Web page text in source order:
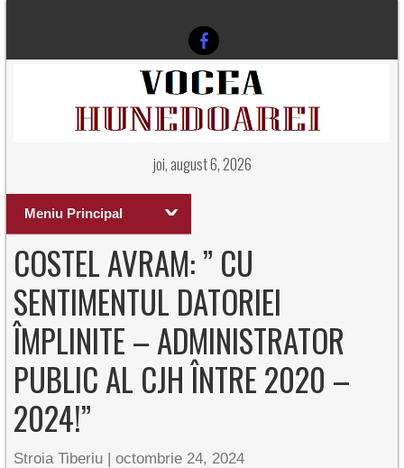
joi, august 6, 2026
Meniu Principal
COSTEL AVRAM: ” CU
SENTIMENTUL DATORIEI
ÎMPLINITE – ADMINISTRATOR
PUBLIC AL CJH ÎNTRE 2020 –
2024!”
Stroia Tiberiu |octombrie 24, 2024